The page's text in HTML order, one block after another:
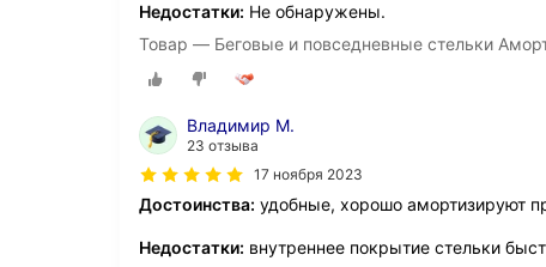
Недостатки: Не обнаружены.
Товар — Беговые и повседневные стельки
Владимир М.
23 отзыва
17 ноября 2023
Достоинства: удобные, хорошо амортизируют
Недостатки: внутреннее покрытие стельки